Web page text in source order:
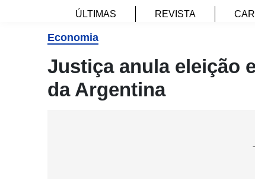
ÚLTIMAS REVISTA
Economia
Justiça anula eleição
da Argentina